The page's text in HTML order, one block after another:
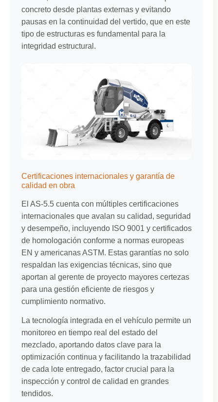
concreto desde plantas externas y evitando
pausas en la continuidad del vertido, que en este
tipo de estructuras es fundamental para la
integridad estructural.
Certificaciones internacionales y garantía de
calidad en obra
El AS-5.5 cuenta con múltiples certificaciones
internacionales que avalan su calidad, seguridad
y desempeño, incluyendo ISO 9001 y certificados
de homologación conforme a normas europeas
EN y americanas ASTM. Estas garantías no solo
respaldan las exigencias técnicas, sino que
aportan al gerente de proyecto mayores certezas
para una gestión eficiente de riesgos y
cumplimiento normativo.
La tecnología integrada en el vehículo permite un
monitoreo en tiempo real del estado del
mezclado, aportando datos clave para la
optimización continua y facilitando la trazabilidad
de cada lote entregado, factor crucial para la
inspección y control de calidad en grandes
tendidos.